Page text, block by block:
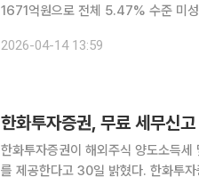
1671억원으로 전체 5.47% 수준 미성년자에게 이뤄진 증여가 1만4000건을 넘고 증여재산가액
다. 14일 국세청 국세통계포털의
2026-04-14 13:59
한화투자증권, 무료 세무신
한화투자증권이 해외주식 양도소득
를 제공한다고 30일 밝혔다. 한화투자증권은 전문 세무법인과 협업해 해외주식 양도소득세, 종합소